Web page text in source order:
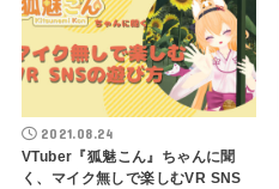
2021.08.24
VTuber『狐魅こん』ちゃんに聞
く、マイク無しで楽しむVR SNS